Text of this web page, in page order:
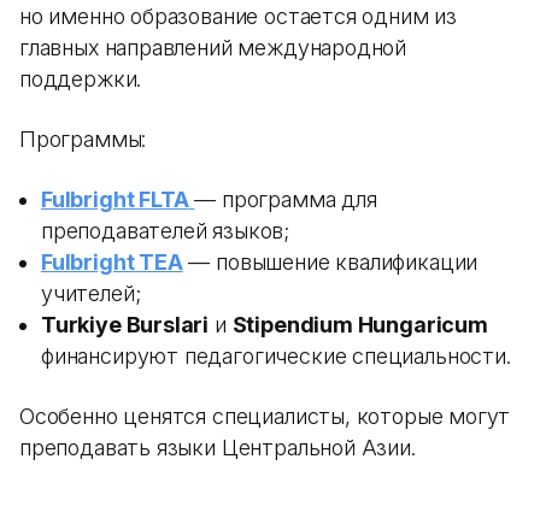
но именно образование остается одним из
главных направлений международной
поддержки.
Программы:
Fulbright FLTA — программа для
преподавателей языков;
Fulbright TEA— повышение квалификации
учителей;
Turkiye Burslari и Stipendium Hungaricum
финансируют педагогические специальности.
Особенно ценятся специалисты, которые могут
преподавать языки Центральной Азии.